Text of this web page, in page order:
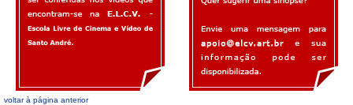
voltar à página anterior